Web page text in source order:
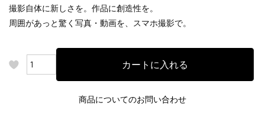
撮影自体に新しさを。作品に創造性を。
周囲があっと驚く写真・動画を、スマホ撮影で。
カートに入れる
商品についてのお問い合わせ